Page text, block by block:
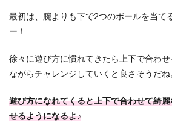
最初は、腕よりも下で2つのボールを当て
ー！
徐々に遊び方に慣れてきたら上下で合わ
ながらチャレンジしていくと良さそうだね
遊び方になれてくると上下で合わせて綺
せるようになるよ♪